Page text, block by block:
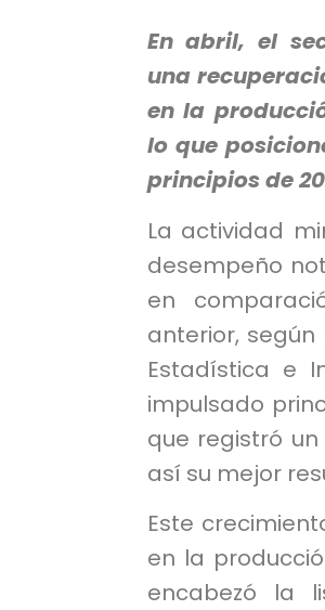
En abril, el
una
en la
lo que
principios de
La actividad
desempeño
en
anterior,
Estadística e
impulsado
que registró un
así su mejor
Este
en la
encabezó la